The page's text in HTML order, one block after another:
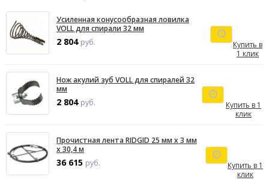
Усиленная конусообразная ловилка
VOLL для спирали 32 мм
2 804 руб.
Купить в
1 клик
Нож акулий зуб VOLL для спиралей 32
мм
2 804 руб.
Купить в 1
клик
Прочистная лента RIDGID 25 мм х 3 мм
х 30,4 м
36 615 руб.
Купить в 1
клик